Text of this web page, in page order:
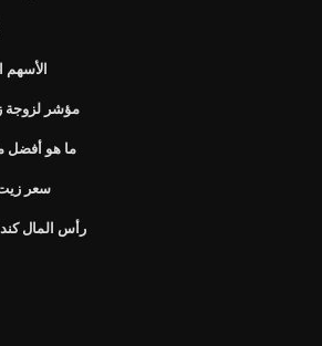
الأسهم
مؤشر لزوجة
ما هو أفضل
سعر
رأس المال